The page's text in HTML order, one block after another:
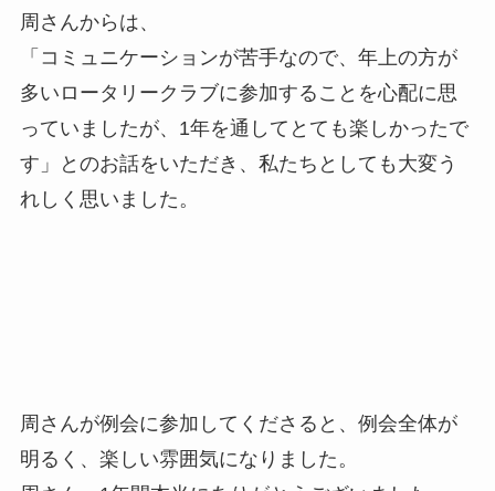
周さんからは、
「コミュニケーションが苦手なので、年上の方が
多いロータリークラブに参加することを心配に思
っていましたが、1年を通してとても楽しかったで
す」とのお話をいただき、私たちとしても大変う
れしく思いました。
周さんが例会に参加してくださると、例会全体が
明るく、楽しい雰囲気になりました。